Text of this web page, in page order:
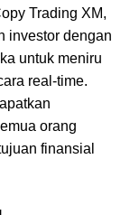
Trading XM,
investor dengan
untuk meniru
real-time.
orang
finansial